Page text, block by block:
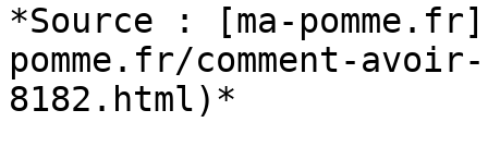
*Source : [ma-
pomme.fr/comment-